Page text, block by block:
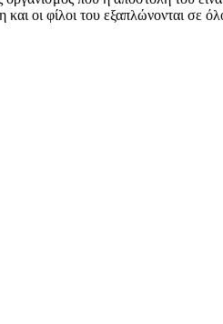
οι φίλοι του εξαπλώνονται σε